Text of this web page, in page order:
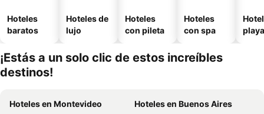
Hoteles
baratos
Hoteles de
lujo
Hoteles
con pileta
Hoteles
con spa
playa
¡Estás a un solo clic de estos increíbles
destinos!
Hoteles en Montevideo
Hoteles en Buenos Aires